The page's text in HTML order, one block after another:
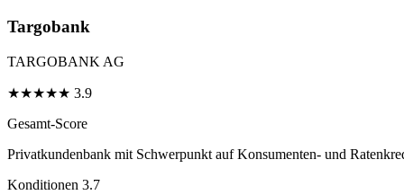
Targobank
TARGOBANK AG
★★★★★ 3.9
Gesamt-Score
Privatkundenbank mit Schwerpunkt auf Konsumenten- und
Konditionen 3.7